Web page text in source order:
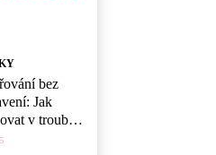
bez
Jak
v troubě,